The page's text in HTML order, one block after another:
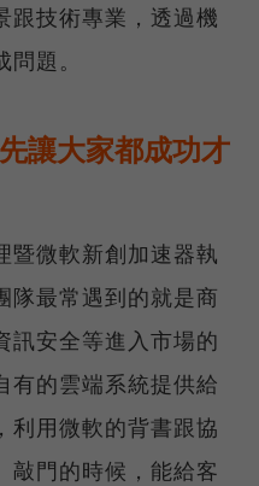
跟技術專業，透過機
題。
讓大家都成功才
暨微軟新創加速器執
隊最常遇到的就是商
訊安全等進入市場的
有的雲端系統提供給
利用微軟的背書跟協
敲門的時候，能給客